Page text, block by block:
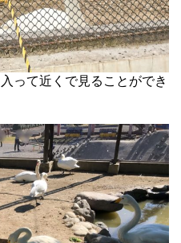
って近くで見ることができ